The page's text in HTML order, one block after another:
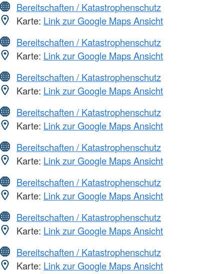
Bereitschaften / Katastrophenschutz
Karte: Link zur Google Maps Ansicht
Bereitschaften / Katastrophenschutz
Karte: Link zur Google Maps Ansicht
Bereitschaften / Katastrophenschutz
Karte: Link zur Google Maps Ansicht
Bereitschaften / Katastrophenschutz
Karte: Link zur Google Maps Ansicht
Bereitschaften / Katastrophenschutz
Karte: Link zur Google Maps Ansicht
Bereitschaften / Katastrophenschutz
Karte: Link zur Google Maps Ansicht
Bereitschaften / Katastrophenschutz
Karte: Link zur Google Maps Ansicht
Bereitschaften / Katastrophenschutz
Karte: Link zur Google Maps Ansicht